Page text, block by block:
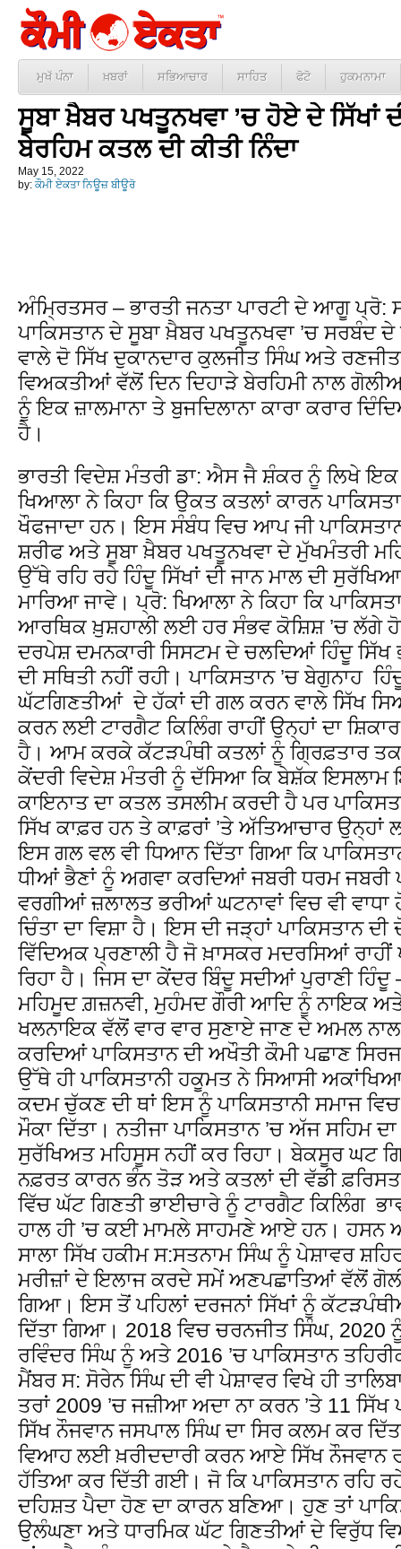
ਮੁਖੱ ਪੰਨਾ ਖ਼ਬਰਾਂ ਸਭਿਆਚਾਰ ਸਾਹਿਤ ਫੋਟੋ ਹੁਕਮਨਾਮਾ
ਸੂਬਾ ਖ਼ੈਬਰ ਪਖਤੂਨਖਵਾ ’ਚ ਹੋਏ ਦੇ ਸਿੱਖਾਂ
ਬੇਰਹਿਮ ਕਤਲ ਦੀ ਕੀਤੀ ਨਿੰਦਾ
May 15, 2022
by: ਕੌਮੀ ਏਕਤਾ ਨਿਊਜ਼ ਬੀਊਰੋ
ਅੰਮ੍ਰਿਤਸਰ – ਭਾਰਤੀ ਜਨਤਾ ਪਾਰਟੀ ਦੇ ਆਗੂ ਪ੍ਰੋ:
ਪਾਕਿਸਤਾਨ ਦੇ ਸੂਬਾ ਖ਼ੈਬਰ ਪਖਤੂਨਖਵਾ ’ਚ ਸਰਬੰਦ ਦੇ
ਵਾਲੇ ਦੋ ਸਿੱਖ ਦੁਕਾਨਦਾਰ ਕੁਲਜੀਤ ਸਿੰਘ ਅਤੇ
ਵਿਅਕਤੀਆਂ ਵੱਲੋਂ ਦਿਨ ਦਿਹਾੜੇ ਬੇਰਹਿਮੀ ਨਾਲ
ਨੂੰ ਇਕ ਜ਼ਾਲਮਾਨਾ ਤੇ ਬੁਜਦਿਲਾਨਾ ਕਾਰਾ ਕਰਾਰ
ਹੈ।
ਭਾਰਤੀ ਵਿਦੇਸ਼ ਮੰਤਰੀ ਡਾ: ਐਸ ਜੈ ਸ਼ੰਕਰ ਨੂੰ ਲਿਖੇ
ਖਿਆਲਾ ਨੇ ਕਿਹਾ ਕਿ ਉਕਤ ਕਤਲਾਂ ਕਾਰਨ
ਖੌਫਜਾਦਾ ਹਨ। ਇਸ ਸੰਬੰਧ ਵਿਚ ਆਪ ਜੀ
ਸ਼ਰੀਫ ਅਤੇ ਸੂਬਾ ਖ਼ੈਬਰ ਪਖਤੂਨਖਵਾ ਦੇ ਮੁੱਖਮੰਤਰੀ
ਉੱਥੇ ਰਹਿ ਰਹੇ ਹਿੰਦੂ ਸਿੱਖਾਂ ਦੀ ਜਾਨ ਮਾਲ ਦੀ
ਮਾਰਿਆ ਜਾਵੇ। ਪ੍ਰੋ: ਖਿਆਲਾ ਨੇ ਕਿਹਾ ਕਿ
ਆਰਥਿਕ ਖ਼ੁਸ਼ਹਾਲੀ ਲਈ ਹਰ ਸੰਭਵ ਕੋਸ਼ਿਸ਼ ’ਚ ਲੱਗੇ
ਦਰਪੇਸ਼ ਦਮਨਕਾਰੀ ਸਿਸਟਮ ਦੇ ਚਲਦਿਆਂ ਹਿੰਦੂ ਸਿੱਖ
ਦੀ ਸਥਿਤੀ ਨਹੀਂ ਰਹੀ। ਪਾਕਿਸਤਾਨ ’ਚ ਬੇਗੁਨਾਹ
ਘੱਟਗਿਣਤੀਆਂ ਦੇ ਹੱਕਾਂ ਦੀ ਗਲ ਕਰਨ ਵਾਲੇ ਸਿੱਖ
ਕਰਨ ਲਈ ਟਾਰਗੈਟ ਕਿਲਿੰਗ ਰਾਹੀਂ ਉਨ੍ਹਾਂ ਦਾ
ਹੈ। ਆਮ ਕਰਕੇ ਕੱਟੜਪੰਥੀ ਕਤਲਾਂ ਨੂੰ ਗ੍ਰਿਫ਼ਤਾਰ ਤਕ
ਕੇਂਦਰੀ ਵਿਦੇਸ਼ ਮੰਤਰੀ ਨੂੰ ਦੱਸਿਆ ਕਿ ਬੇਸ਼ੱਕ
ਕਾਇਨਾਤ ਦਾ ਕਤਲ ਤਸਲੀਮ ਕਰਦੀ ਹੈ ਪਰ
ਸਿੱਖ ਕਾਫ਼ਰ ਹਨ ਤੇ ਕਾਫ਼ਰਾਂ ’ਤੇ ਅੱਤਿਆਚਾਰ ਉਨ੍ਹਾਂ
ਇਸ ਗਲ ਵਲ ਵੀ ਧਿਆਨ ਦਿੱਤਾ ਗਿਆ ਕਿ
ਧੀਆਂ ਭੈਣਾਂ ਨੂੰ ਅਗਵਾ ਕਰਦਿਆਂ ਜਬਰੀ ਧਰਮ ਜਬਰੀ
ਵਰਗੀਆਂ ਜ਼ਲਾਲਤ ਭਰੀਆਂ ਘਟਨਾਵਾਂ ਵਿਚ ਵੀ ਵਾਧਾ
ਚਿੰਤਾ ਦਾ ਵਿਸ਼ਾ ਹੈ। ਇਸ ਦੀ ਜੜ੍ਹਾਂ ਪਾਕਿਸਤਾਨ
ਵਿੱਦਿਅਕ ਪ੍ਰਣਾਲੀ ਹੈ ਜੋ ਖ਼ਾਸਕਰ ਮਦਰਸਿਆਂ
ਰਿਹਾ ਹੈ। ਜਿਸ ਦਾ ਕੇਂਦਰ ਬਿੰਦੂ ਸਦੀਆਂ ਪੁਰਾਣੀ
ਮਹਿਮੂਦ ਗ਼ਜ਼ਨਵੀ, ਮੁਹੰਮਦ ਗੌਰੀ ਆਦਿ ਨੂੰ ਨਾਇਕ ਅਤੇ
ਖਲਨਾਇਕ ਵੱਲੋਂ ਵਾਰ ਵਾਰ ਸੁਣਾਏ ਜਾਣ ਦੇ ਅਮਲ
ਕਰਦਿਆਂ ਪਾਕਿਸਤਾਨ ਦੀ ਅਖੌਤੀ ਕੌਮੀ ਪਛਾਣ
ਉੱਥੇ ਹੀ ਪਾਕਿਸਤਾਨੀ ਹਕੂਮਤ ਨੇ ਸਿਆਸੀ
ਕਦਮ ਚੁੱਕਣ ਦੀ ਥਾਂ ਇਸ ਨੂੰ ਪਾਕਿਸਤਾਨੀ ਸਮਾਜ
ਮੌਕਾ ਦਿੱਤਾ। ਨਤੀਜਾ ਪਾਕਿਸਤਾਨ ’ਚ ਅੱਜ ਸਹਿਮ
ਸੁਰੱਖਿਅਤ ਮਹਿਸੂਸ ਨਹੀਂ ਕਰ ਰਿਹਾ। ਬੇਕਸੂਰ ਘਟ
ਨਫ਼ਰਤ ਕਾਰਨ ਭੰਨ ਤੋੜ ਅਤੇ ਕਤਲਾਂ ਦੀ ਵੱਡੀ
ਵਿੱਚ ਘੱਟ ਗਿਣਤੀ ਭਾਈਚਾਰੇ ਨੂੰ ਟਾਰਗੈਟ ਕਿਲਿੰਗ
ਹਾਲ ਹੀ ’ਚ ਕਈ ਮਾਮਲੇ ਸਾਹਮਣੇ ਆਏ ਹਨ। ਹਸਨ
ਸਾਲਾ ਸਿੱਖ ਹਕੀਮ ਸ:ਸਤਨਾਮ ਸਿੰਘ ਨੂੰ ਪੇਸ਼ਾਵਰ
ਮਰੀਜ਼ਾਂ ਦੇ ਇਲਾਜ ਕਰਦੇ ਸਮੇਂ ਅਣਪਛਾਤਿਆਂ ਵੱਲੋਂ
ਗਿਆ। ਇਸ ਤੋਂ ਪਹਿਲਾਂ ਦਰਜਨਾਂ ਸਿੱਖਾਂ ਨੂੰ
ਦਿੱਤਾ ਗਿਆ। 2018 ਵਿਚ ਚਰਨਜੀਤ ਸਿੰਘ,
ਰਵਿੰਦਰ ਸਿੰਘ ਨੂੰ ਅਤੇ 2016 ’ਚ ਪਾਕਿਸਤਾਨ
ਮੈਂਬਰ ਸ: ਸੋਰੇਨ ਸਿੰਘ ਦੀ ਵੀ ਪੇਸ਼ਾਵਰ ਵਿਖੇ ਹੀ
ਤਰਾਂ 2009 ’ਚ ਜਜ਼ੀਆ ਅਦਾ ਨਾ ਕਰਨ ’ਤੇ 11 ਸਿੱਖ
ਸਿੱਖ ਨੌਜਵਾਨ ਜਸਪਾਲ ਸਿੰਘ ਦਾ ਸਿਰ ਕਲਮ ਕਰ
ਵਿਆਹ ਲਈ ਖ਼ਰੀਦਦਾਰੀ ਕਰਨ ਆਏ ਸਿੱਖ ਨੌਜਵਾਨ
ਹੱਤਿਆ ਕਰ ਦਿੱਤੀ ਗਈ। ਜੋ ਕਿ ਪਾਕਿਸਤਾਨ ਰਹਿ
ਦਹਿਸ਼ਤ ਪੈਦਾ ਹੋਣ ਦਾ ਕਾਰਨ ਬਣਿਆ। ਹੁਣ ਤਾਂ
ਉਲੰਘਣਾ ਅਤੇ ਧਾਰਮਿਕ ਘੱਟ ਗਿਣਤੀਆਂ ਦੇ ਵਿਰੁੱਧ